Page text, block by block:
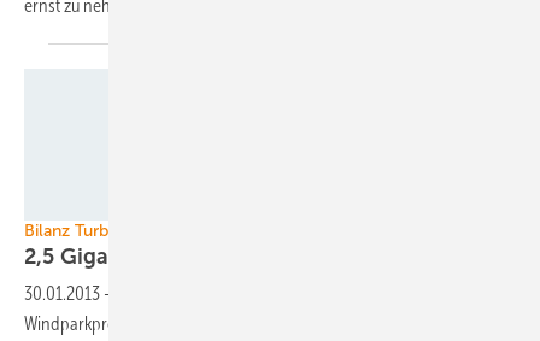
ernst zu nehmende sowie gefährliche
Bilanz Turbineninstallationen 2012
2,5 Gigawatt Windkraft
30.01.2013 -
Windparkprojektierer und Turbinenbauer 2012 bundesweit 2.440